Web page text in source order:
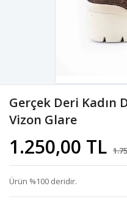
Gerçek Deri Kadın
Vizon Glare
1.250,00 TL
Ürün %100 deridir.